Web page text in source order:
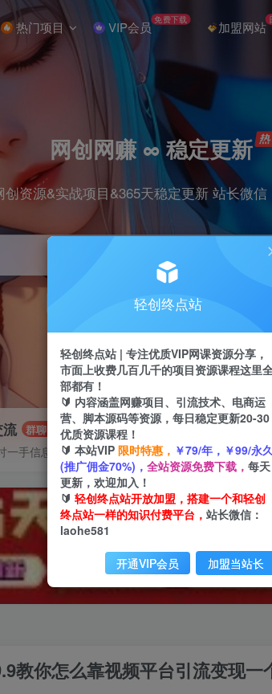
热门项目 VIP会员 免费下载 加盟网站
网创网赚 ∞ 稳定更新
创资源&实战项目&365天稳定更新 站长微信
剪辑 引流 带货
群聊
一手信息差
推广赚
推广返
教你怎么靠视频平台引流变现一
轻创终点站
轻创终点站 | 专注优质VIP网课资源分享，
市面上收费几百几千的项目资源课程这里
部都有！
🔰 内容涵盖网赚项目、引流技术、电商运
营、脚本源码等资源，每日稳定更新20-30
优质资源课程！
🔰 本站VIP 限时特惠， ￥79/年，￥99/永久
(推广佣金70%)， 全站资源免费下载， 每天
更新，欢迎加入！
🔰 轻创终点站开放加盟，搭建一个和轻创
终点站一样的知识付费平台， 站长微信：
laohe581
开通VIP会员 加盟当站长